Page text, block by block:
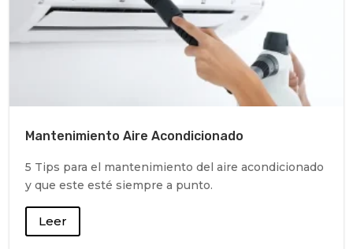
Mantenimiento Aire Acondicionado
5 Tips para el mantenimiento del aire acondicionado
y que este esté siempre a punto.
Leer